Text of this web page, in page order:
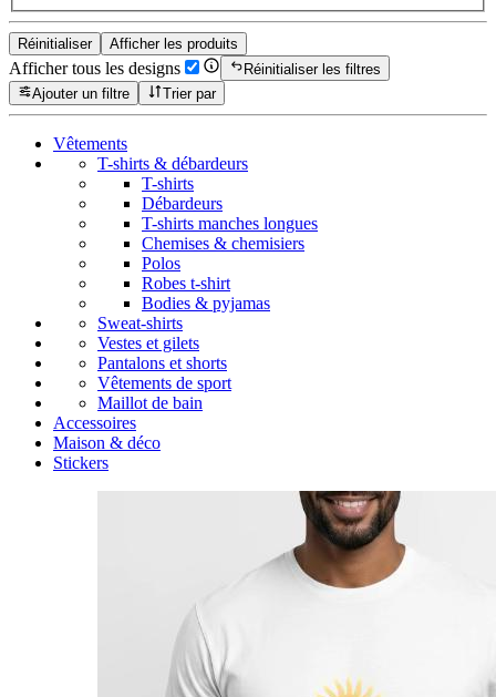
Réinitialiser Afficher les produits
Afficher tous les designs
Réinitialiser les filtres
Ajouter un filtre
Trier par
Vêtements
T-shirts & débardeurs
T-shirts
Débardeurs
T-shirts manches longues
Chemises & chemisiers
Polos
Robes t-shirt
Bodies & pyjamas
Sweat-shirts
Vestes et gilets
Pantalons et shorts
Vêtements de sport
Maillot de bain
Accessoires
Maison & déco
Stickers